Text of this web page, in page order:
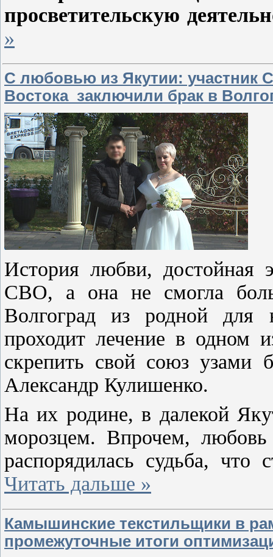
просветительскую
»
С любовью из Якутии: участник
Востока заключили брак в
История любви, достойная
СВО, а она не смогла
Волгоград из родной
проходит лечение в одном
скрепить свой союз узами
Александр Кулишенко.
На их родине, в далекой
морозцем. Впрочем,
распорядилась судьба,
Читать дальше »
Камышинские текстильщики в
промежуточные итоги